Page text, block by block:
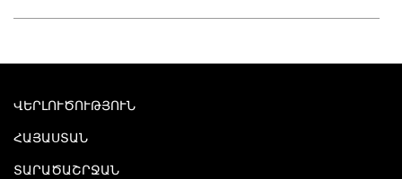
ՎԵՐԼՈՒԾՈՒԹՅՈՒՆ
ՀԱՅԱՍՏԱՆ
ՏԱՐԱԾԱՇՐՋԱՆ